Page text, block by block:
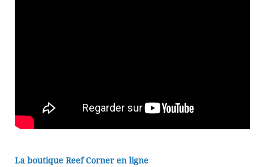
La boutique Reef Corner en ligne